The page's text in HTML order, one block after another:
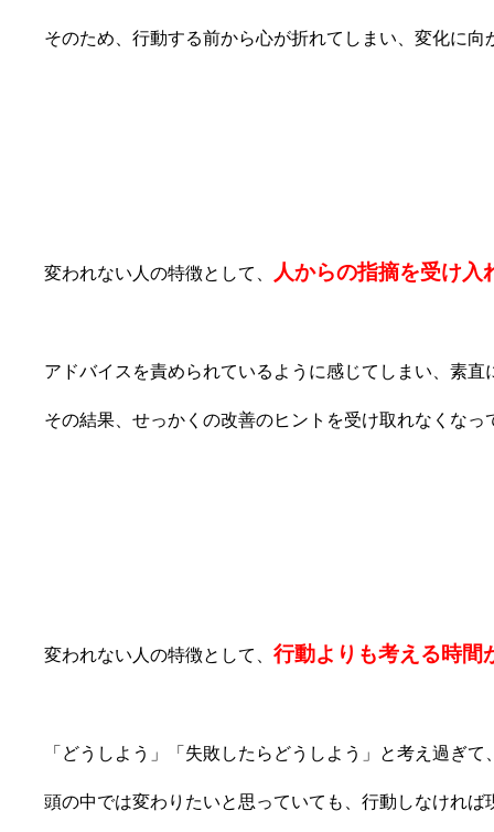
そのため、行動する前から心が折れてしまい、変化に
変われない人の特徴として、 人からの指摘を受け入
アドバイスを責められているように感じてしまい、素直
その結果、せっかくの改善のヒントを受け取れなくなっ
変われない人の特徴として、 行動よりも考える時間
「どうしよう」「失敗したらどうしよう」と考え過ぎ
頭の中では変わりたいと思っていても、行動しなければ